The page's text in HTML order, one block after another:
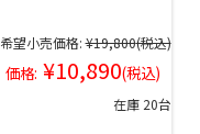
希望小売価格: ¥19,800(税込)
価格: ¥10,890(税込)
在庫 20台